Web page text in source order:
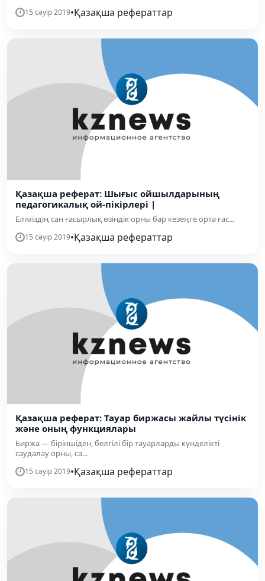
15 сәуір 2019•Қазақша рефераттар
Қазақша реферат: Шығыс ойшылдарының
педагогикалық ой-пікірлері |
Еліміздің сан ғасырлық өзіндік орны бар кезеңге орта ғас...
15 сәуір 2019•Қазақша рефераттар
Қазақша реферат: Тауар биржасы жайлы түсінік
және оның функциялары
Биржа — біріншіден, белгілі бір тауарларды күнделікті
саудалау орны, са...
15 сәуір 2019•Қазақша рефераттар